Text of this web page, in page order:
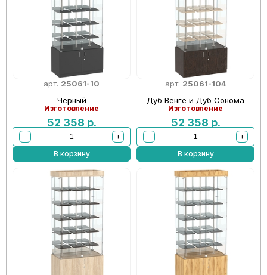
арт. 25061-10
Черный
Изготовление
52 358 р.
−
+
В корзину
арт. 25061-104
Дуб Венге и Дуб Сонома
Изготовление
52 358 р.
−
+
В корзину